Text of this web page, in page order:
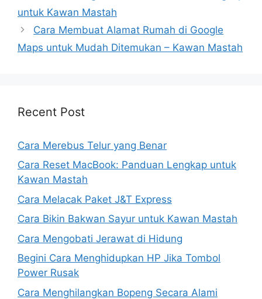
untuk Kawan Mastah
Cara Membuat Alamat Rumah di Google
Maps untuk Mudah Ditemukan – Kawan Mastah
Recent Post
Cara Merebus Telur yang Benar
Cara Reset MacBook: Panduan Lengkap untuk
Kawan Mastah
Cara Melacak Paket J&T Express
Cara Bikin Bakwan Sayur untuk Kawan Mastah
Cara Mengobati Jerawat di Hidung
Begini Cara Menghidupkan HP Jika Tombol
Power Rusak
Cara Menghilangkan Bopeng Secara Alami